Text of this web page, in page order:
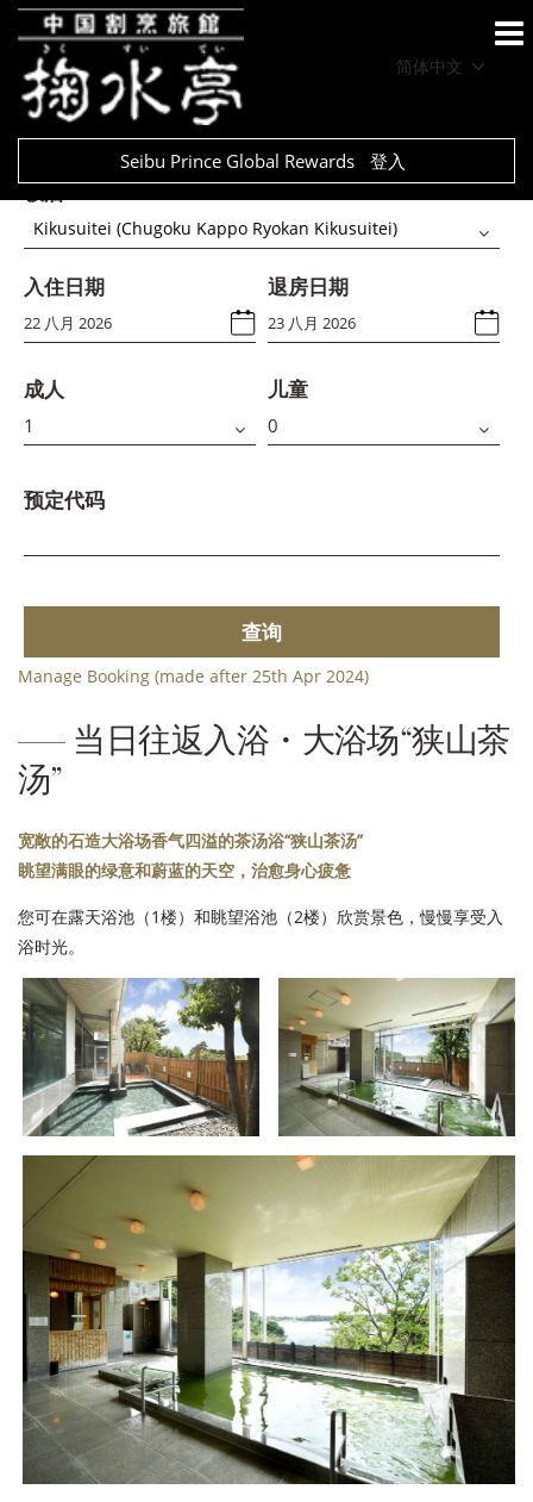
简体中文
Seibu Prince Global Rewards
登入
饭店
Kikusuitei (Chugoku Kappo Ryokan Kikusuitei)
入住日期 退房日期
成人 儿童
预定代码
查询
Manage Booking (made after 25th Apr 2024)
当日往返入浴・大浴场“狭山茶
汤”
宽敞的石造大浴场香气四溢的茶汤浴“狭山茶汤”
眺望满眼的绿意和蔚蓝的天空，治愈身心疲惫
您可在露天浴池（1楼）和眺望浴池（2楼）欣赏景色，慢慢享受入
浴时光。